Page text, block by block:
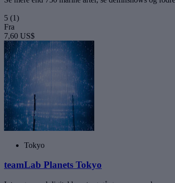
5 (1)
Fra
7,60 US$
Tokyo
teamLab Planets Tokyo